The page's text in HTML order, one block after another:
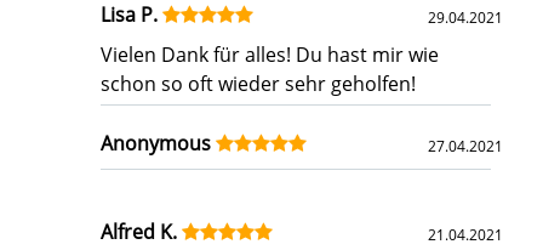
Lisa P. 29.04.2021
Vielen Dank für alles! Du hast mir wie
schon so oft wieder sehr geholfen!
Anonymous 27.04.2021
Alfred K. 21.04.2021